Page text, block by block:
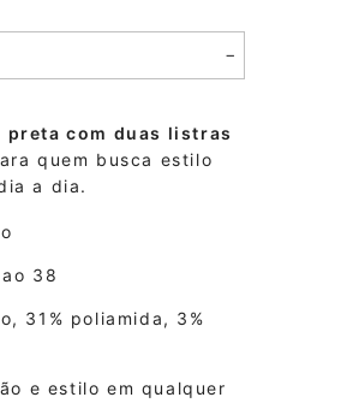
preta com duas listras
quem busca estilo
a dia.
38
31% poliamida, 3%
e estilo em qualquer